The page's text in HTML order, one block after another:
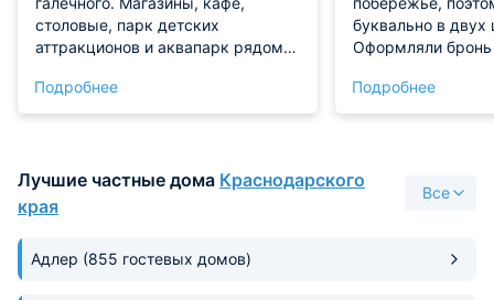
столовые, парк детских
аттракционов и аквапарк рядом в
чисто, тихо, номера убраны и
комфортные. Есть общая кухня
рекомендуем.
Подробнее
буквально в двух
Оформляли
человека. В итоге
хорошо и теперь
бюджетные
хорошими
Подробнее
Лучшие частные дома Краснодарского
края
Все
Адлер (855 гостевых домов)